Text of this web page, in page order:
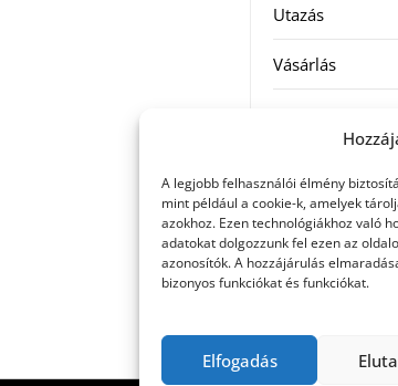
A legjobb felhasználói élmény
mint például a cookie-k, amelyek
azokhoz. Ezen technológiákhoz való
adatokat dolgozzunk fel ezen az
azonosítók. A hozzájárulás
bizonyos funkciókat és funkciókat.
Elfogadás
Utazás
Vásárlás
Címkék
hátfájás kezelése